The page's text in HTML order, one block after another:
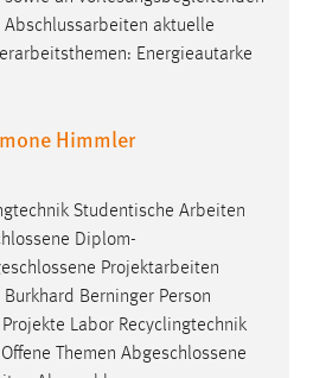
Abschlussarbeiten aktuelle
Energieautarke
Himmler
Studentische Arbeiten
Diplom-
Projektarbeiten
Berninger Person
Labor Recyclingtechnik
Themen Abgeschlossene